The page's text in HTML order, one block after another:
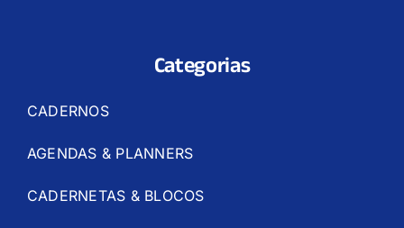
Categorias
CADERNOS
AGENDAS & PLANNERS
CADERNETAS & BLOCOS